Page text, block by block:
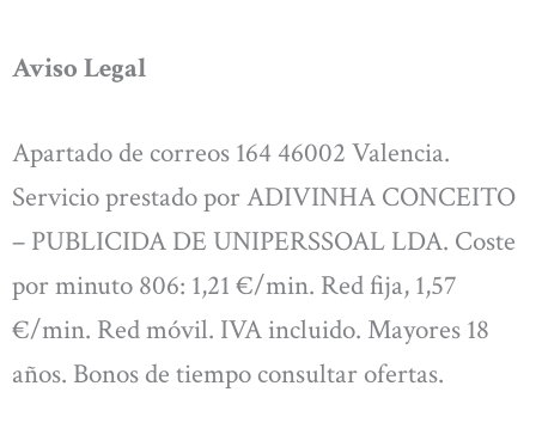
Aviso Legal
Apartado de correos 164 46002 Valencia.
Servicio prestado por ADIVINHA CONCEITO
– PUBLICIDA DE UNIPERSSOAL LDA. Coste
por minuto 806: 1,21 €/min. Red fija, 1,57
€/min. Red móvil. IVA incluido. Mayores 18
años. Bonos de tiempo consultar ofertas.